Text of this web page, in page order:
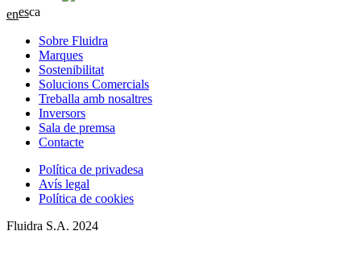
enesca
Sobre Fluidra
Marques
Sostenibilitat
Solucions Comercials
Treballa amb nosaltres
Inversors
Sala de premsa
Contacte
Política de privadesa
Avís legal
Política de cookies
Fluidra S.A. 2024